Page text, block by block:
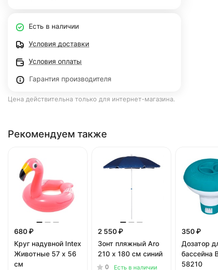
Есть в наличии
Условия доставки
Условия оплаты
Гарантия производителя
Цена действительна только для интернет-магазина.
Рекомендуем также
680 ₽
Круг надувной Intex
Животные 57 x 56
см
2 550 ₽
Зонт пляжный Aro
210 x 180 см синий
0
Есть в наличии
350 ₽
Дозатор
бассейна
58210